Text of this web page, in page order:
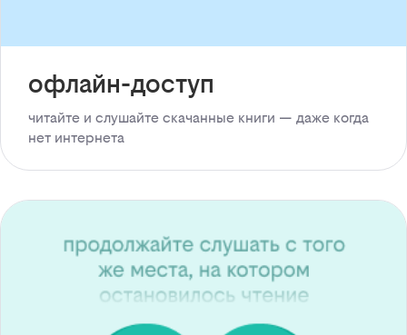
офлайн-доступ
читайте и слушайте скачанные книги — даже когда
нет интернета